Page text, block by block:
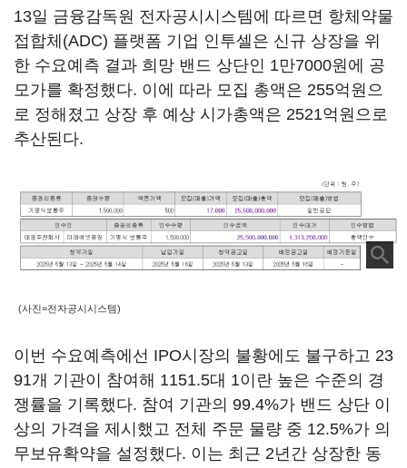
13일 금융감독원 전자공시시스템에 따르면 항체약물
접합체(ADC) 플랫폼 기업 인투셀은 신규 상장을 위
한 수요예측 결과 희망 밴드 상단인 1만7000원에 공
모가를 확정했다. 이에 따라 모집 총액은 255억원으
로 정해졌고 상장 후 예상 시가총액은 2521억원으로
추산된다.
(사진=전자공시시스템)
이번 수요예측에선 IPO시장의 불황에도 불구하고 23
91개 기관이 참여해 1151.5대 1이란 높은 수준의 경
쟁률을 기록했다. 참여 기관의 99.4%가 밴드 상단 이
상의 가격을 제시했고 전체 주문 물량 중 12.5%가 의
무보유확약을 설정했다. 이는 최근 2년간 상장한 동